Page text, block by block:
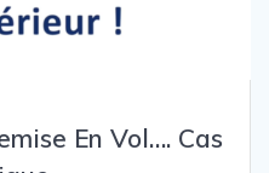
En Vol…. Cas